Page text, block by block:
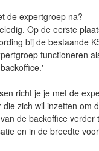
de expertgroep na?
Op de eerste
bij de bestaande
functioneren
richt je je met de
zich wil inzetten om
de backoffice verder
en in de breedte